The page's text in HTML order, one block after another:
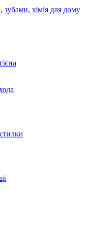
хімія для дому